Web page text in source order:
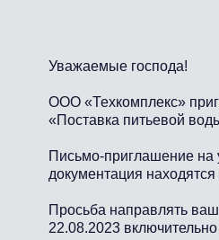
Уважаемые господа!
ООО «Техкомплекс»
«Поставка питьевой
Письмо-приглашение на
документация
Просьба направлять
22.08.2023